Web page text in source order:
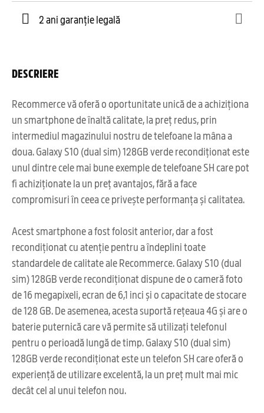
2 ani garanție legală
DESCRIERE
Recommerce vă oferă o oportunitate unică de a achiziționa
un smartphone de înaltă calitate, la preț redus, prin
intermediul magazinului nostru de telefoane la mâna a
doua. Galaxy S10 (dual sim) 128GB verde recondiționat este
unul dintre cele mai bune exemple de telefoane SH care pot
fi achiziționate la un preț avantajos, fără a face
compromisuri în ceea ce privește performanța și calitatea.
Acest smartphone a fost folosit anterior, dar a fost
recondiționat cu atenție pentru a îndeplini toate
standardele de calitate ale Recommerce. Galaxy S10 (dual
sim) 128GB verde recondiționat dispune de o cameră foto
de 16 megapixeli, ecran de 6,1 inci și o capacitate de stocare
de 128 GB. De asemenea, acesta suportă rețeaua 4G și are o
baterie puternică care vă permite să utilizați telefonul
pentru o perioadă lungă de timp. Galaxy S10 (dual sim)
128GB verde recondiționat este un telefon SH care oferă o
experiență de utilizare excelentă, la un preț mult mai mic
decât cel al unui telefon nou.